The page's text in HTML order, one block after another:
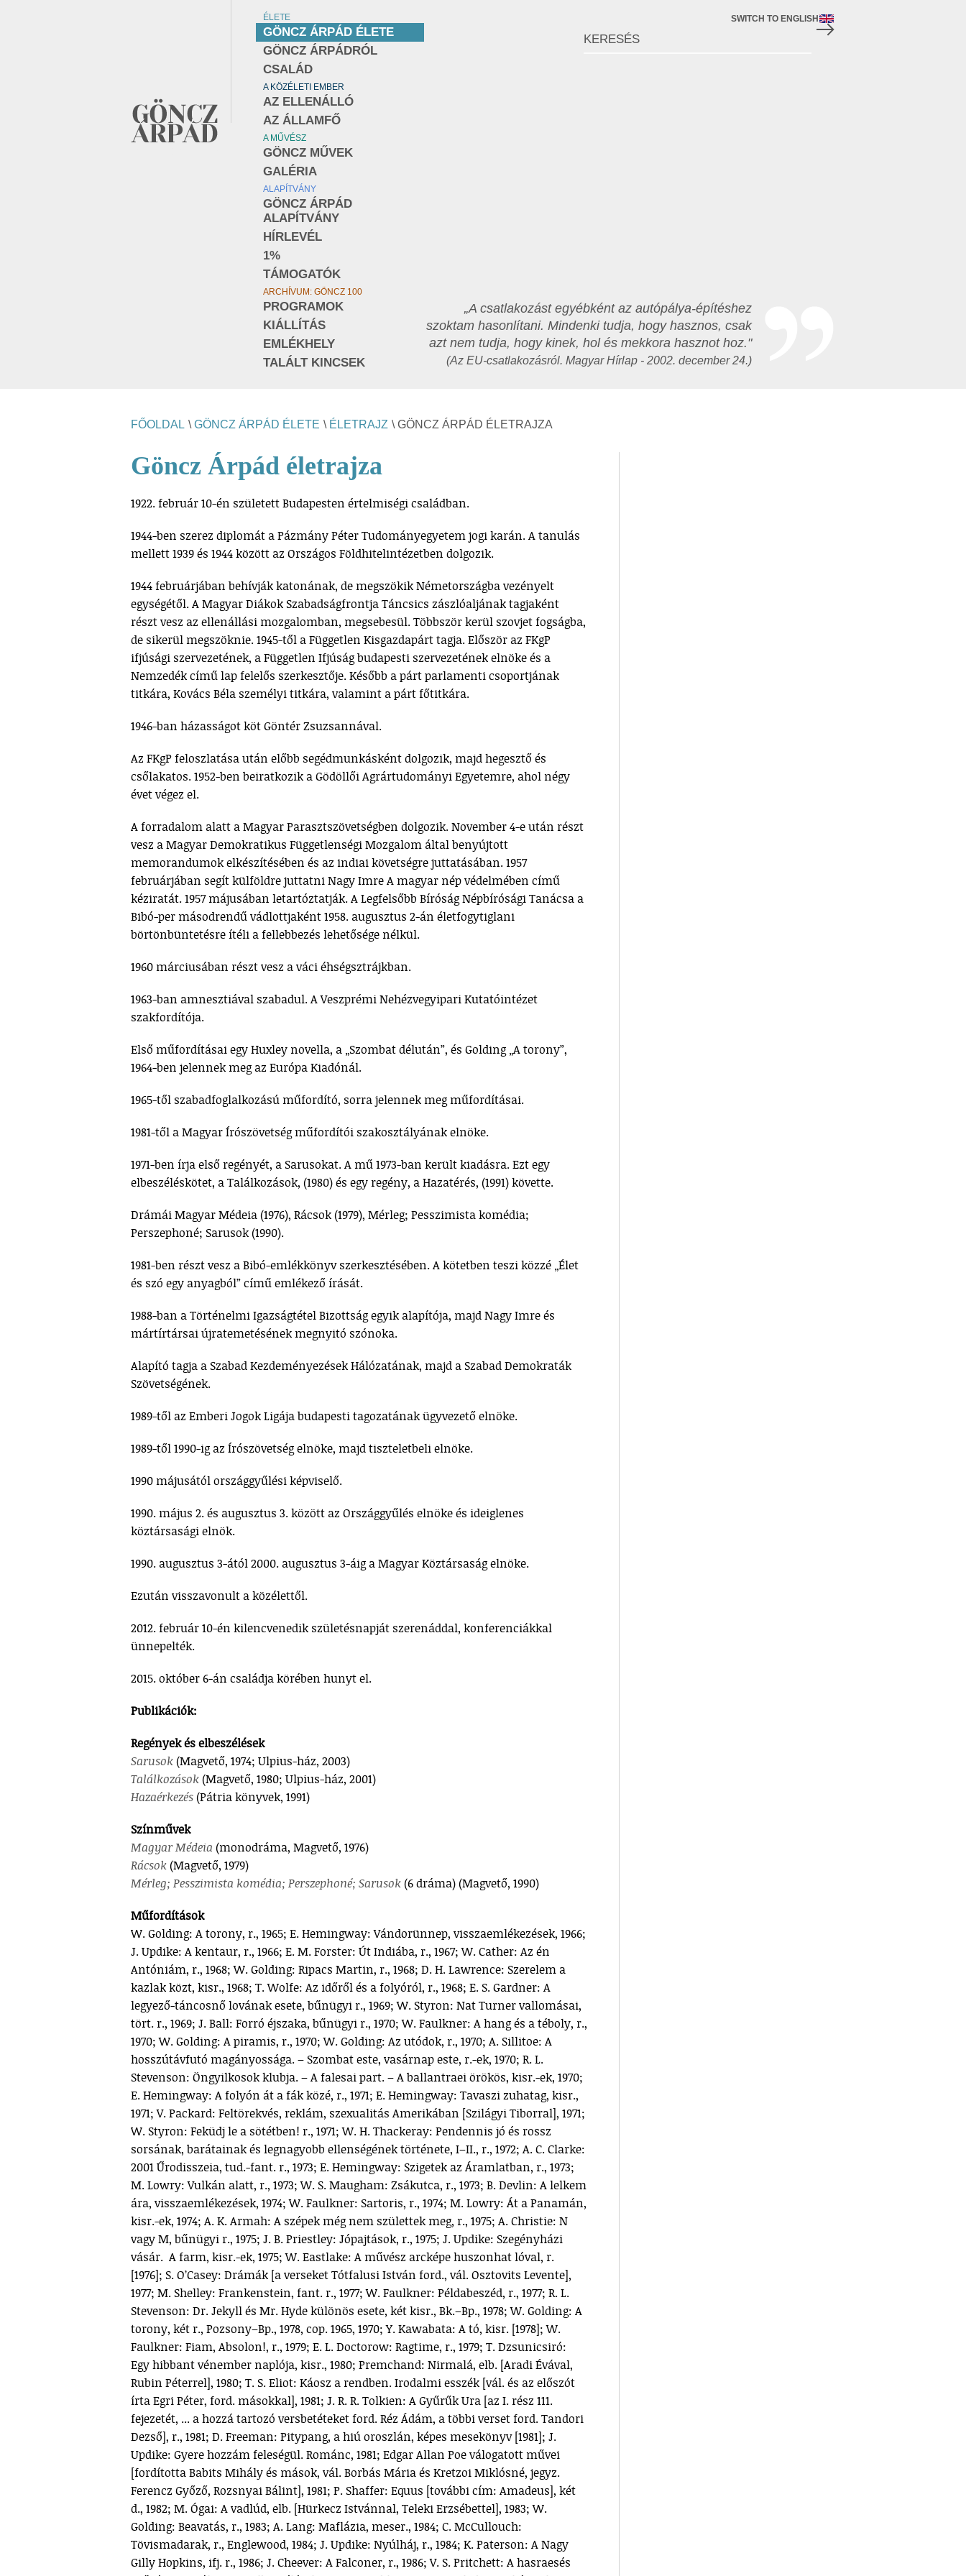
ÉLETE
GÖNCZ ÁRPÁD ÉLETE
GÖNCZ ÁRPÁDRÓL
CSALÁD
A KÖZÉLETI EMBER
AZ ELLENÁLLÓ
AZ ÁLLAMFŐ
A MŰVÉSZ
GÖNCZ MŰVEK
GALÉRIA
ALAPÍTVÁNY
GÖNCZ ÁRPÁD
ALAPÍTVÁNY
HÍRLEVÉL
1%
TÁMOGATÓK
ARCHÍVUM: GÖNCZ 100
PROGRAMOK
KIÁLLÍTÁS
EMLÉKHELY
TALÁLT KINCSEK
SWITCH TO ENGLISH
„A csatlakozást egyébként az autópálya-építéshez
szoktam hasonlítani. Mindenki tudja, hogy hasznos, csak
azt nem tudja, hogy kinek, hol és mekkora hasznot hoz."
(Az EU-csatlakozásról. Magyar Hírlap - 2002. december 24.)
FŐOLDAL \ GÖNCZ ÁRPÁD ÉLETE \ ÉLETRAJZ \ GÖNCZ ÁRPÁD ÉLETRAJZA
Göncz Árpád életrajza
1922. február 10-én született Budapesten értelmiségi családban.
1944-ben szerez diplomát a Pázmány Péter Tudományegyetem jogi karán. A tanulás
mellett 1939 és 1944 között az Országos Földhitelintézetben dolgozik.
1944 februárjában behívják katonának, de megszökik Németországba vezényelt
egységétől. A Magyar Diákok Szabadságfrontja Táncsics zászlóaljának tagjaként
részt vesz az ellenállási mozgalomban, megsebesül. Többször kerül szovjet fogságba,
de sikerül megszöknie. 1945-től a Független Kisgazdapárt tagja. Először az FKgP
ifjúsági szervezetének, a Független Ifjúság budapesti szervezetének elnöke és a
Nemzedék című lap felelős szerkesztője. Később a párt parlamenti csoportjának
titkára, Kovács Béla személyi titkára, valamint a párt főtitkára.
1946-ban házasságot köt Göntér Zsuzsannával.
Az FKgP feloszlatása után előbb segédmunkásként dolgozik, majd hegesztő és
csőlakatos. 1952-ben beiratkozik a Gödöllői Agrártudományi Egyetemre, ahol négy
évet végez el.
A forradalom alatt a Magyar Parasztszövetségben dolgozik. November 4-e után részt
vesz a Magyar Demokratikus Függetlenségi Mozgalom által benyújtott
memorandumok elkészítésében és az indiai követségre juttatásában. 1957
februárjában segít külföldre juttatni Nagy Imre A magyar nép védelmében című
kéziratát. 1957 májusában letartóztatják. A Legfelsőbb Bíróság Népbírósági Tanácsa a
Bibó-per másodrendű vádlottjaként 1958. augusztus 2-án életfogytiglani
börtönbüntetésre ítéli a fellebbezés lehetősége nélkül.
1960 márciusában részt vesz a váci éhségsztrájkban.
1963-ban amnesztiával szabadul. A Veszprémi Nehézvegyipari Kutatóintézet
szakfordítója.
Első műfordításai egy Huxley novella, a „Szombat délután”, és Golding „A torony”,
1964-ben jelennek meg az Európa Kiadónál.
1965-től szabadfoglalkozású műfordító, sorra jelennek meg műfordításai.
1981-től a Magyar Írószövetség műfordítói szakosztályának elnöke.
1971-ben írja első regényét, a Sarusokat. A mű 1973-ban került kiadásra. Ezt egy
elbeszéléskötet, a Találkozások, (1980) és egy regény, a Hazatérés, (1991) követte.
Drámái Magyar Médeia (1976), Rácsok (1979), Mérleg; Pesszimista komédia;
Perszephoné; Sarusok (1990).
1981-ben részt vesz a Bibó-emlékkönyv szerkesztésében. A kötetben teszi közzé „Élet
és szó egy anyagból” című emlékező írását.
1988-ban a Történelmi Igazságtétel Bizottság egyik alapítója, majd Nagy Imre és
mártírtársai újratemetésének megnyitó szónoka.
Alapító tagja a Szabad Kezdeményezések Hálózatának, majd a Szabad Demokraták
Szövetségének.
1989-től az Emberi Jogok Ligája budapesti tagozatának ügyvezető elnöke.
1989-től 1990-ig az Írószövetség elnöke, majd tiszteletbeli elnöke.
1990 májusától országgyűlési képviselő.
1990. május 2. és augusztus 3. között az Országgyűlés elnöke és ideiglenes
köztársasági elnök.
1990. augusztus 3-ától 2000. augusztus 3-áig a Magyar Köztársaság elnöke.
Ezután visszavonult a közélettől.
2012. február 10-én kilencvenedik születésnapját szerenáddal, konferenciákkal
ünnepelték.
2015. október 6-án családja körében hunyt el.
Publikációk:
Regények és elbeszélések
Sarusok(Magvető, 1974; Ulpius-ház, 2003)
Találkozások(Magvető, 1980; Ulpius-ház, 2001)
Hazaérkezés(Pátria könyvek, 1991)
Színművek
Magyar Médeia (monodráma, Magvető, 1976)
Rácsok(Magvető, 1979)
Mérleg; Pesszimista komédia; Perszephoné; Sarusok(6 dráma) (Magvető, 1990)
Műfordítások
W. Golding: A torony, r., 1965; E. Hemingway: Vándorünnep, visszaemlékezések, 1966;
J. Updike: A kentaur, r., 1966; E. M. Forster: Út Indiába, r., 1967; W. Cather: Az én
Antóniám, r., 1968; W. Golding: Ripacs Martin, r., 1968; D. H. Lawrence: Szerelem a
kazlak közt, kisr., 1968; T. Wolfe: Az időről és a folyóról, r., 1968; E. S. Gardner: A
legyező-táncosnő lovának esete, bűnügyi r., 1969; W. Styron: Nat Turner vallomásai,
tört. r., 1969; J. Ball: Forró éjszaka, bűnügyi r., 1970; W. Faulkner: A hang és a téboly, r.,
1970; W. Golding: A piramis, r., 1970; W. Golding: Az utódok, r., 1970; A. Sillitoe: A
hosszútávfutó magányossága. – Szombat este, vasárnap este, r.-ek, 1970; R. L.
Stevenson: Öngyilkosok klubja. – A falesai part. – A ballantraei örökös, kisr.-ek, 1970;
E. Hemingway: A folyón át a fák közé, r., 1971; E. Hemingway: Tavaszi zuhatag, kisr.,
1971; V. Packard: Feltörekvés, reklám, szexualitás Amerikában [Szilágyi Tiborral], 1971;
W. Styron: Feküdj le a sötétben! r., 1971; W. H. Thackeray: Pendennis jó és rossz
sorsának, barátainak és legnagyobb ellenségének története, I–II., r., 1972; A. C. Clarke:
2001 Űrodisszeia, tud.-fant. r., 1973; E. Hemingway: Szigetek az Áramlatban, r., 1973;
M. Lowry: Vulkán alatt, r., 1973; W. S. Maugham: Zsákutca, r., 1973; B. Devlin: A lelkem
ára, visszaemlékezések, 1974; W. Faulkner: Sartoris, r., 1974; M. Lowry: Át a Panamán,
kisr.-ek, 1974; A. K. Armah: A szépek még nem születtek meg, r., 1975; A. Christie: N
vagy M, bűnügyi r., 1975; J. B. Priestley: Jópajtások, r., 1975; J. Updike: Szegényházi
vásár.  A farm, kisr.-ek, 1975; W. Eastlake: A művész arcképe huszonhat lóval, r.
[1976]; S. O’Casey: Drámák [a verseket Tótfalusi István ford., vál. Osztovits Levente],
1977; M. Shelley: Frankenstein, fant. r., 1977; W. Faulkner: Példabeszéd, r., 1977; R. L.
Stevenson: Dr. Jekyll és Mr. Hyde különös esete, két kisr., Bk.–Bp., 1978; W. Golding: A
torony, két r., Pozsony–Bp., 1978, cop. 1965, 1970; Y. Kawabata: A tó, kisr. [1978]; W.
Faulkner: Fiam, Absolon!, r., 1979; E. L. Doctorow: Ragtime, r., 1979; T. Dzsunicsiró:
Egy hibbant vénember naplója, kisr., 1980; Premchand: Nirmalá, elb. [Aradi Évával,
Rubin Péterrel], 1980; T. S. Eliot: Káosz a rendben. Irodalmi esszék [vál. és az előszót
írta Egri Péter, ford. másokkal], 1981; J. R. R. Tolkien: A Gyűrűk Ura [az I. rész 111.
fejezetét, ... a hozzá tartozó versbetéteket ford. Réz Ádám, a többi verset ford. Tandori
Dezső], r., 1981; D. Freeman: Pitypang, a hiú oroszlán, képes mesekönyv [1981]; J.
Updike: Gyere hozzám feleségül. Románc, 1981; Edgar Allan Poe válogatott művei
[fordította Babits Mihály és mások, vál. Borbás Mária és Kretzoi Miklósné, jegyz.
Ferencz Győző, Rozsnyai Bálint], 1981; P. Shaffer: Equus [további cím: Amadeus], két
d., 1982; M. Ógai: A vadlúd, elb. [Hürkecz Istvánnal, Teleki Erzsébettel], 1983; W.
Golding: Beavatás, r., 1983; A. Lang: Maflázia, meser., 1984; C. McCullouch:
Tövismadarak, r., Englewood, 1984; J. Updike: Nyúlháj, r., 1984; K. Paterson: A Nagy
Gilly Hopkins, ifj. r., 1986; J. Cheever: A Falconer, r., 1986; V. S. Pritchett: A hasraesés